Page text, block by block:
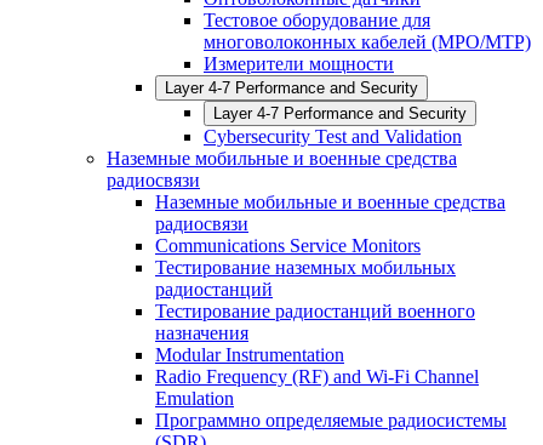
Тестовое оборудование для
многоволоконных кабелей (MPO/MTP)
Измерители мощности
Layer 4-7 Performance and Security
Layer 4-7 Performance and Security
Cybersecurity Test and Validation
Наземные мобильные и военные средства
радиосвязи
Наземные мобильные и военные средства
радиосвязи
Communications Service Monitors
Тестирование наземных мобильных
радиостанций
Тестирование радиостанций военного
назначения
Modular Instrumentation
Radio Frequency (RF) and Wi-Fi Channel
Emulation
Программно определяемые радиосистемы